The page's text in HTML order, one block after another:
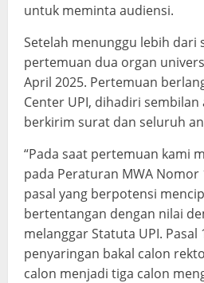
untuk meminta audiensi.
Setelah menunggu lebih dari
pertemuan dua organ
April 2025. Pertemuan
Center UPI, dihadiri sembilan
berkirim surat dan seluruh
“Pada saat pertemuan kami
pada Peraturan MWA
pasal yang berpotensi
bertentangan dengan nilai
melanggar Statuta UPI.
penyaringan bakal calon
calon menjadi tiga calon